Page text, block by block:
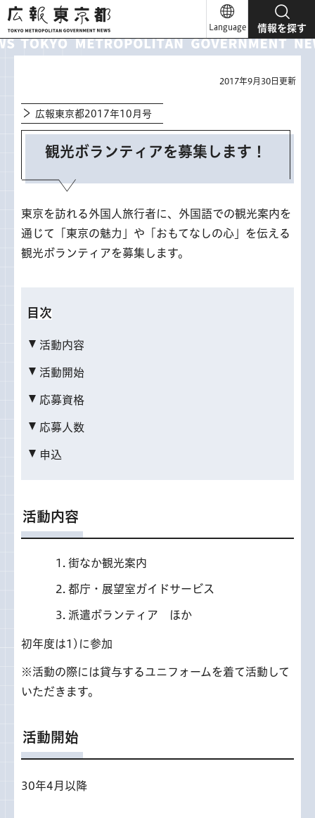
広報東京都
Language 情報を探す
2017年9月30日更新
広報東京都2017年10月号
観光ボランティアを募集します！
東京を訪れる外国人旅行者に、外国語での観光案内を
通じて「東京の魅力」や「おもてなしの心」を伝える
観光ボランティアを募集します。
目次
活動内容
活動開始
応募資格
応募人数
申込
活動内容
街なか観光案内
都庁・展望室ガイドサービス
派遣ボランティア ほか
初年度は1)に参加
※活動の際には貸与するユニフォームを着て活動して
いただきます。
活動開始
30年4月以降